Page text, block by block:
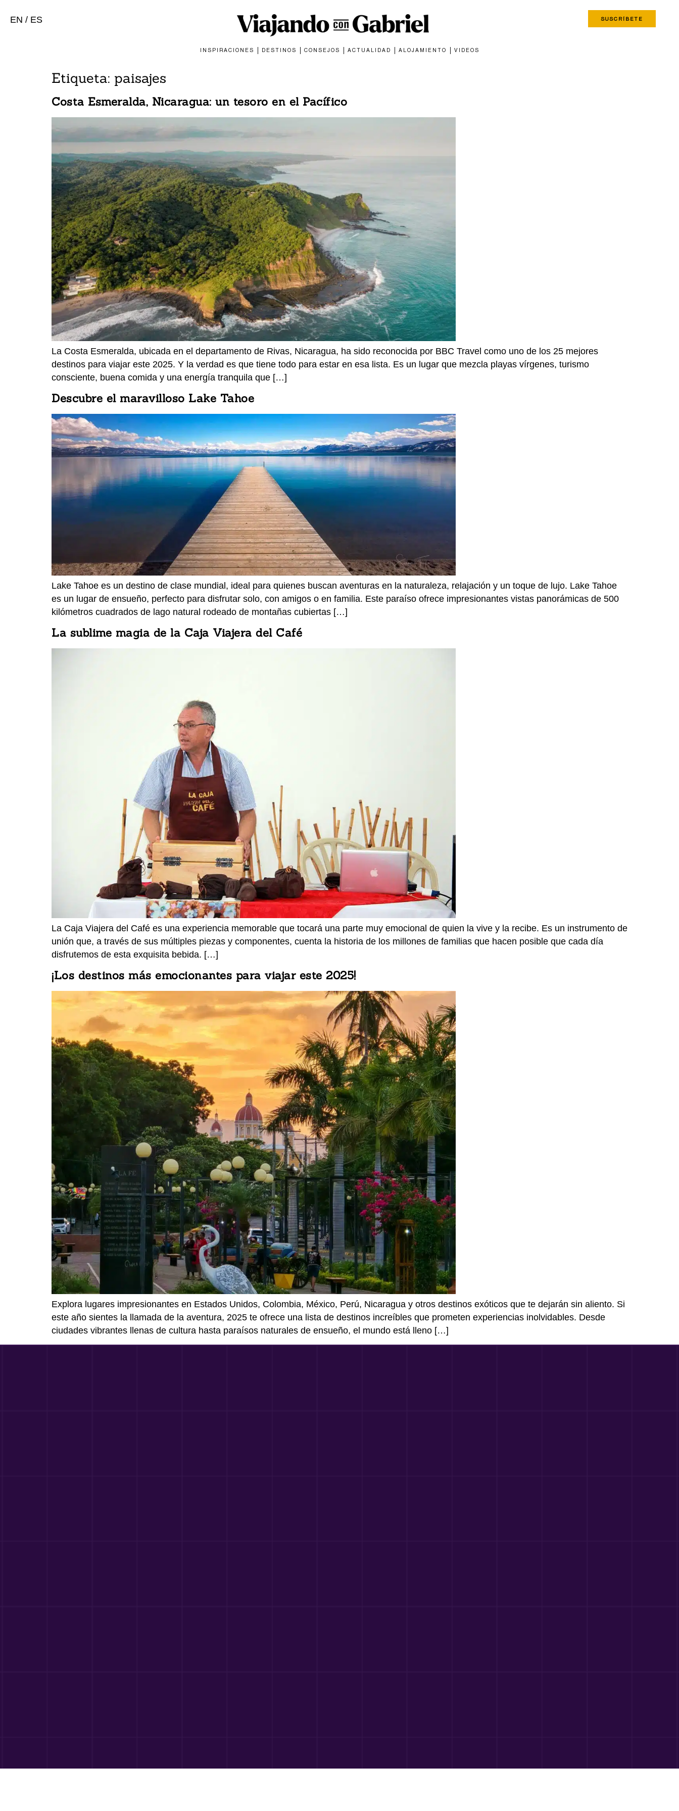
EN / ES SUSCRÍBETE
INSPIRACIONES DESTINOS CONSEJOS ACTUALIDAD ALOJAMIENTO VIDEOS
Etiqueta: paisajes
Costa Esmeralda, Nicaragua: un tesoro en el Pacífico
La Costa Esmeralda, ubicada en el departamento de Rivas, Nicaragua, ha sido reconocida por BBC Travel como uno de los 25 mejores
destinos para viajar este 2025. Y la verdad es que tiene todo para estar en esa lista. Es un lugar que mezcla playas vírgenes, turismo
consciente, buena comida y una energía tranquila que […]
Descubre el maravilloso Lake Tahoe
Lake Tahoe es un destino de clase mundial, ideal para quienes buscan aventuras en la naturaleza, relajación y un toque de lujo. Lake Tahoe
es un lugar de ensueño, perfecto para disfrutar solo, con amigos o en familia. Este paraíso ofrece impresionantes vistas panorámicas de 500
kilómetros cuadrados de lago natural rodeado de montañas cubiertas […]
La sublime magia de la Caja Viajera del Café
La Caja Viajera del Café es una experiencia memorable que tocará una parte muy emocional de quien la vive y la recibe. Es un instrumento de
unión que, a través de sus múltiples piezas y componentes, cuenta la historia de los millones de familias que hacen posible que cada día
disfrutemos de esta exquisita bebida. […]
¡Los destinos más emocionantes para viajar este 2025!
Explora lugares impresionantes en Estados Unidos, Colombia, México, Perú, Nicaragua y otros destinos exóticos que te dejarán sin aliento. Si
este año sientes la llamada de la aventura, 2025 te ofrece una lista de destinos increíbles que prometen experiencias inolvidables. Desde
ciudades vibrantes llenas de cultura hasta paraísos naturales de ensueño, el mundo está lleno […]